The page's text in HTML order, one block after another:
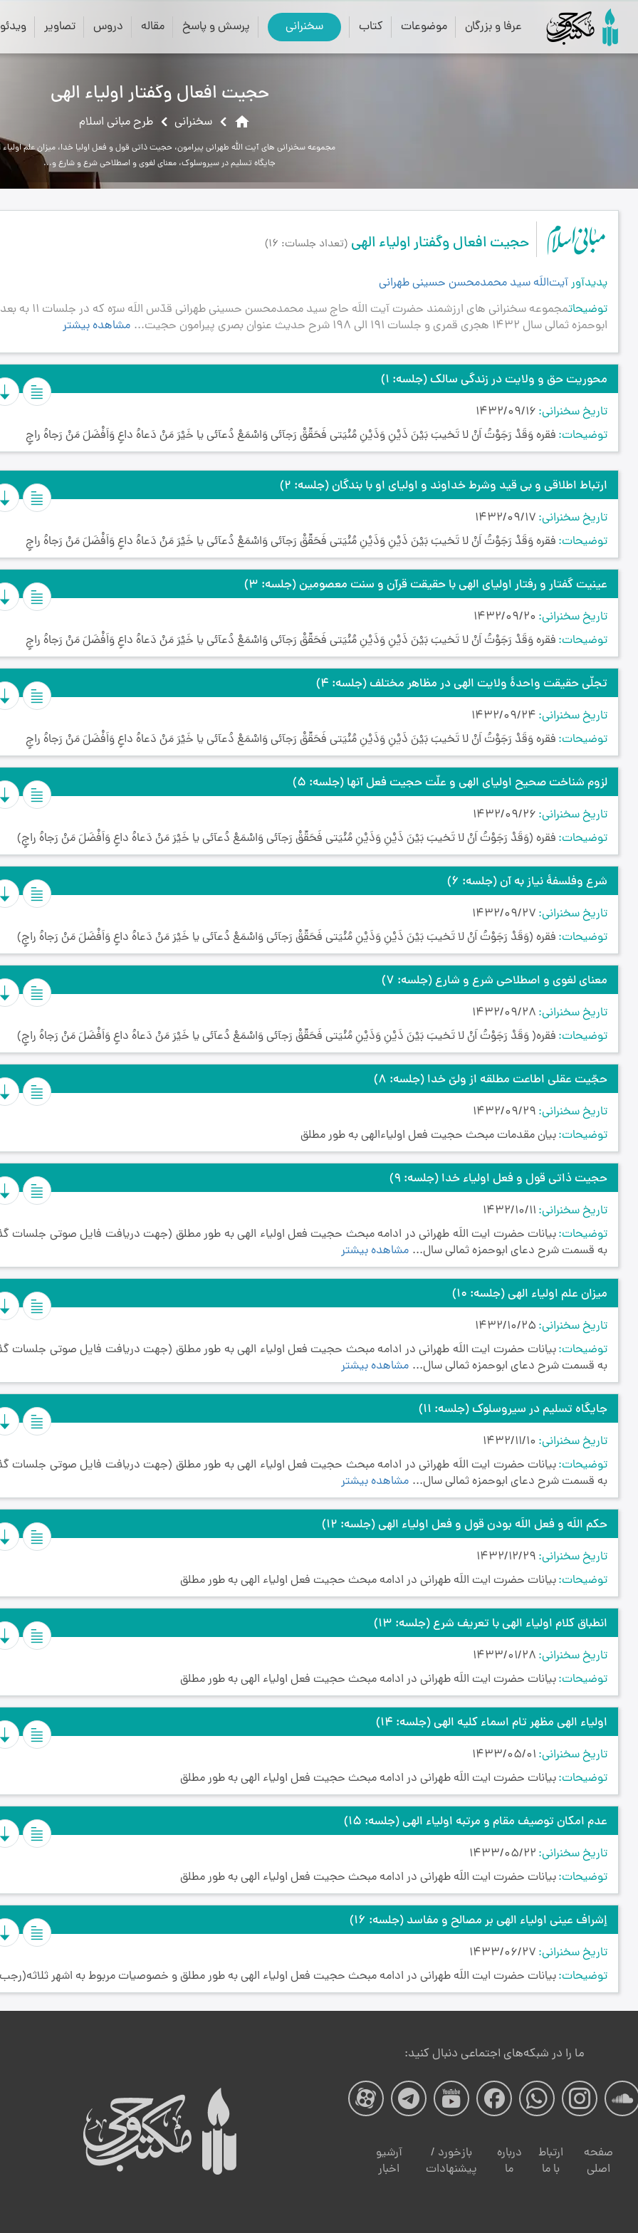
عرفا و بزرگان موضوعات کتاب سخنرانی پرسش و پاسخ مقاله دروس تصاویر ویدئو search
close
حجیت افعال وگفتار اولیاء الهی
home سخنرانی طرح مبانی اسلام
مجموعه سخنرانی های آیت الله طهرانی پیرامون، حجیت ذاتی قول و فعل اولیا خدا، میزان علم اولیاء
جایگاه تسلیم در سیروسلوک، معنای لغوی و اصطلاحی شرع و شارع و...
حجیت افعال وگفتار اولیاء الهی (تعداد جلسات: 16)
پدیدآورآیت‌اللَه سید محمدمحسن حسینی طهرانی
توضیحات
مجموعه سخنرانی های ارزشمند حضرت آیت
ابوحمزه ثمالی سال 1432 هجری قمری و جلسات 191 الی 198 شرح حدیث عنوان بصری پیرامون حجیت...
مشاهده بیشتر
محوریت حق و ولایت در زندگی سالک(جلسه: 1)
تاریخ سخنرانی 1432/09/16
توضیحات فقره وَقَدْ رَجَوْتُ اَنْ لا تَخيبَ بَيْنَ ذَيْنِ وَذَيْنِ مُنْيَتى فَحَقِّقْ رَجآئى وَاسْمَعْ دُعآئى يا خَيْرَ مَنْ دَعاهُ داعٍ وَاَفْضَلَ مَنْ رَجاهُ راجٍ
ارتباط اطلاقی و بی قید وشرط خداوند و اولیای او با بندگان(جلسه: 2)
تاریخ سخنرانی 1432/09/17
توضیحات فقره وَقَدْ رَجَوْتُ اَنْ لا تَخيبَ بَيْنَ ذَيْنِ وَذَيْنِ مُنْيَتى فَحَقِّقْ رَجآئى وَاسْمَعْ دُعآئى يا خَيْرَ مَنْ دَعاهُ داعٍ وَاَفْضَلَ مَنْ رَجاهُ راجٍ
عینیت گفتار و رفتار اولیای الهی با حقیقت قرآن و سنت معصومین(جلسه: 3)
تاریخ سخنرانی 1432/09/20
توضیحات فقره وَقَدْ رَجَوْتُ اَنْ لا تَخيبَ بَيْنَ ذَيْنِ وَذَيْنِ مُنْيَتى فَحَقِّقْ رَجآئى وَاسْمَعْ دُعآئى يا خَيْرَ مَنْ دَعاهُ داعٍ وَاَفْضَلَ مَنْ رَجاهُ راجٍ
تجلّی حقیقت واحدۀ ولایت الهی در مظاهر مختلف(جلسه: 4)
تاریخ سخنرانی 1432/09/24
توضیحات فقره وَقَدْ رَجَوْتُ اَنْ لا تَخيبَ بَيْنَ ذَيْنِ وَذَيْنِ مُنْيَتى فَحَقِّقْ رَجآئى وَاسْمَعْ دُعآئى يا خَيْرَ مَنْ دَعاهُ داعٍ وَاَفْضَلَ مَنْ رَجاهُ راجٍ
لزوم شناخت صحیح اولیای الهی و علّت حجیت فعل آنها(جلسه: 5)
تاریخ سخنرانی 1432/09/26
توضیحات فقره (وَقَدْ رَجَوْتُ اَنْ لا تَخيبَ بَيْنَ ذَيْنِ وَذَيْنِ مُنْيَتى فَحَقِّقْ رَجآئى وَاسْمَعْ دُعآئى يا خَيْرَ مَنْ دَعاهُ داعٍ وَاَفْضَلَ مَنْ رَجاهُ راجٍ)
شرع وفلسفۀ نیاز به آن(جلسه: 6)
تاریخ سخنرانی 1432/09/27
توضیحات فقره (وَقَدْ رَجَوْتُ اَنْ لا تَخيبَ بَيْنَ ذَيْنِ وَذَيْنِ مُنْيَتى فَحَقِّقْ رَجآئى وَاسْمَعْ دُعآئى يا خَيْرَ مَنْ دَعاهُ داعٍ وَاَفْضَلَ مَنْ رَجاهُ راجٍ)
معنای لغوی و اصطلاحی شرع و شارع(جلسه: 7)
تاریخ سخنرانی 1432/09/28
توضیحات فقره( وَقَدْ رَجَوْتُ اَنْ لا تَخيبَ بَيْنَ ذَيْنِ وَذَيْنِ مُنْيَتى فَحَقِّقْ رَجآئى وَاسْمَعْ دُعآئى يا خَيْرَ مَنْ دَعاهُ داعٍ وَاَفْضَلَ مَنْ رَجاهُ راجٍ)
حجّیت عقلی اطاعت مطلقه از ولیّ خدا(جلسه: 8)
تاریخ سخنرانی 1432/09/29
توضیحات بیان مقدمات مبحث حجیت فعل اولیاءالهی به طور مطلق
حجیت ذاتی قول و فعل اولیاء خدا(جلسه: 9)
تاریخ سخنرانی 1432/10/11
توضیحات بیانات حضرت ایت اللَه طهرانی در ادامه مبحث حجیت فعل اولیاء الهی به طور مطلق (جهت دریافت فایل صوتی جلسات
به قسمت شرح دعای ابوحمزه ثمالی سال... مشاهده بیشتر
میزان علم اولیاء الهی(جلسه: 10)
تاریخ سخنرانی 1432/10/25
توضیحات بیانات حضرت ایت اللَه طهرانی در ادامه مبحث حجیت فعل اولیاء الهی به طور مطلق (جهت دریافت فایل صوتی جلسات
به قسمت شرح دعای ابوحمزه ثمالی سال... مشاهده بیشتر
جایگاه تسلیم در سیروسلوک(جلسه: 11)
تاریخ سخنرانی 1432/11/10
توضیحات بیانات حضرت ایت اللَه طهرانی در ادامه مبحث حجیت فعل اولیاء الهی به طور مطلق (جهت دریافت فایل صوتی جلسات
به قسمت شرح دعای ابوحمزه ثمالی سال... مشاهده بیشتر
حکم اللَه و فعل اللَه بودن قول و فعل اولیاء الهی(جلسه: 12)
تاریخ سخنرانی 1432/12/29
توضیحات بیانات حضرت ایت اللَه طهرانی در ادامه مبحث حجیت فعل اولیاء الهی به طور مطلق
انطباق کلام اولیاء الهی با تعریف شرع(جلسه: 13)
تاریخ سخنرانی 1433/01/28
توضیحات بیانات حضرت ایت اللَه طهرانی در ادامه مبحث حجیت فعل اولیاء الهی به طور مطلق
اولیاء الهی مظهر تام اسماء کلیه الهی(جلسه: 14)
تاریخ سخنرانی 1433/05/01
توضیحات بیانات حضرت ایت اللَه طهرانی در ادامه مبحث حجیت فعل اولیاء الهی به طور مطلق
عدم امکان توصیف مقام و مرتبه اولیاء الهی(جلسه: 15)
تاریخ سخنرانی 1433/05/22
توضیحات بیانات حضرت ایت اللَه طهرانی در ادامه مبحث حجیت فعل اولیاء الهی به طور مطلق
إشراف عینی اولیاء الهی بر مصالح و مفاسد(جلسه: 16)
تاریخ سخنرانی 1433/06/27
توضیحات بیانات حضرت ایت اللَه طهرانی در ادامه مبحث حجیت فعل اولیاء الهی به طور مطلق و خصوصیات مربوط به اشهر
ما را در شبکه‌های اجتماعی دنبال کنید:
صفحه
مکتب
صفحه
مکتب
صفحه
مکتب
صفحه
مکتب
صفحه
مکتب
صفحه
مکتب
صفحه
صفحه
اصلی
ارتباط
با ما
درباره
ما
بازخورد /
پیشنهادات
آرشیو
اخبار